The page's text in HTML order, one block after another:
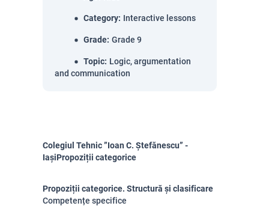
Category: Interactive lessons
Grade: Grade 9
Topic: Logic, argumentation
and communication
Colegiul Tehnic ”Ioan C. Ștefănescu” -
IașiPropoziții categorice
Propoziții categorice. Structură și clasificare
Competențe specifice